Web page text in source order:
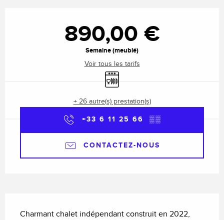
890,00 €
Semaine (meublé)
Voir tous les tarifs
Lave vaisselle
+ 26 autre(s) prestation(s)
+33 6 11 25 66 ▒▒
CONTACTEZ-NOUS
Charmant chalet indépendant construit en 2022,